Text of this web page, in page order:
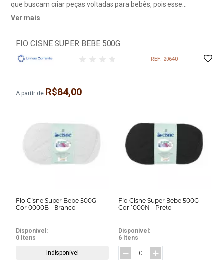
que buscam criar peças voltadas para bebês, pois esse
produto é bastante macio e é agradável para a pele do bebê.
Ver mais
FIO CISNE SUPER BEBE 500G
REF: 20640
A partir de R$84,00
Fio Cisne Super Bebe 500G
Cor 0000B - Branco
Disponível:
0 Itens
Indisponível
Fio Cisne Super Bebe 500G
Cor 1000N - Preto
Disponível:
6 Itens